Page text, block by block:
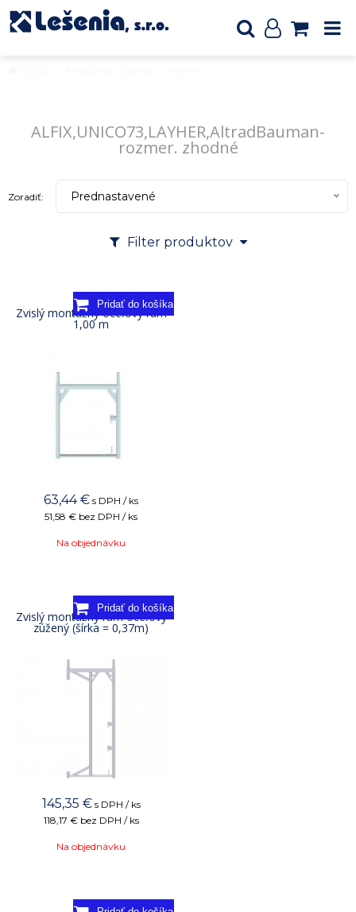
ALFIX,UNICO73,LAYHER,AltradBauman-
rozmer. zhodné
Filter produktov
Zoradiť: Prednastavené
Zvislý montážny oceľový rám
1,00 m
63,44 € s DPH / ks
51,58 € bez DPH / ks
Na objednávku
Zvislý montážny rám oceľový
zúžený (šírka = 0,37m)
145,35 € s DPH / ks
118,17 € bez DPH / ks
Na objednávku